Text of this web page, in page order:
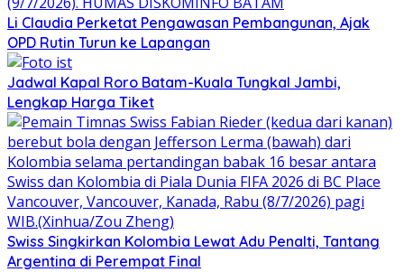
Li Claudia Perketat Pengawasan Pembangunan, Ajak
OPD Rutin Turun ke Lapangan
Jadwal Kapal Roro Batam-Kuala Tungkal Jambi,
Lengkap Harga Tiket
Swiss Singkirkan Kolombia Lewat Adu Penalti, Tantang
Argentina di Perempat Final